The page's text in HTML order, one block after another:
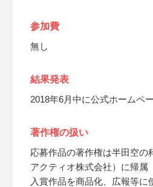
参加費
無し
結果発表
2018年6月中に公式ホームペ
著作権の扱い
応募作品の著作権は半田空の
アクティオ株式会社）に帰属
入賞作品を商品化、広報等に